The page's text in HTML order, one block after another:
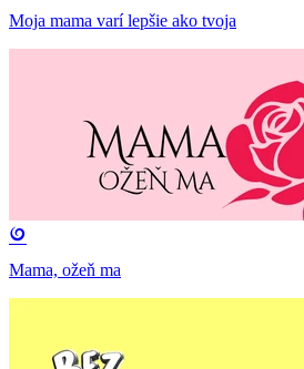
Moja mama varí lepšie ako tvoja
Mama, ožeň ma